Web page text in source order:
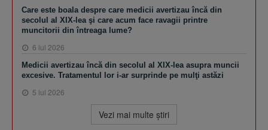
Care este boala despre care medicii avertizau încă din
secolul al XIX-lea şi care acum face ravagii printre
muncitorii din întreaga lume?
6 iul 2026
Medicii avertizau încă din secolul al XIX-lea asupra muncii
excesive. Tratamentul lor i-ar surprinde pe mulţi astăzi
5 iul 2026
Vezi mai multe ştiri